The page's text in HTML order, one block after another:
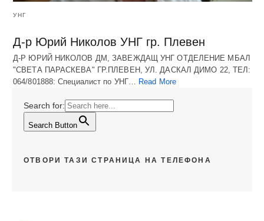
УНГ
Д-р Юрий Николов УНГ гр. Плевен
Д-Р ЮРИЙ НИКОЛОВ ДМ, ЗАВЕЖДАЩ УНГ ОТДЕЛЕНИЕ МБАЛ
"СВЕТА ПАРАСКЕВА" ГР.ПЛЕВЕН, УЛ. ДАСКАЛ ДИМО 22, ТЕЛ:
064/801888: Специалист по УНГ… Read More
Search for:
Search Button
ОТВОРИ ТАЗИ СТРАНИЦА НА ТЕЛЕФОНА